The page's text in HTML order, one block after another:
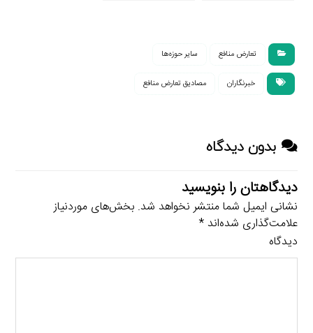
تعارض منافع سایر حوزه‌ها
خبرنگاران مصادیق تعارض منافع
بدون دیدگاه
دیدگاهتان را بنویسید
نشانی ایمیل شما منتشر نخواهد شد. بخش‌های موردنیاز
علامت‌گذاری شده‌اند*
دیدگاه